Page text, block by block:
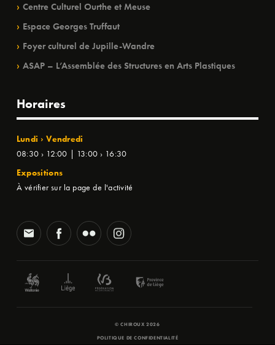
Centre Culturel Ourthe et Meuse
Espace Georges Truffaut
Foyer culturel de Jupille-Wandre
ASAP – L’Assemblée des Structures en Arts Plastiques
Horaires
Lundi › Vendredi
08:30 › 12:00 | 13:00 › 16:30
Expositions
À vérifier sur la page de l'activité
© CHIROUX 2026
POLITIQUE DE CONFIDENTIALITÉ